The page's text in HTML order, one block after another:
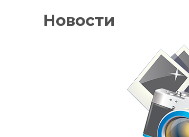
Новости